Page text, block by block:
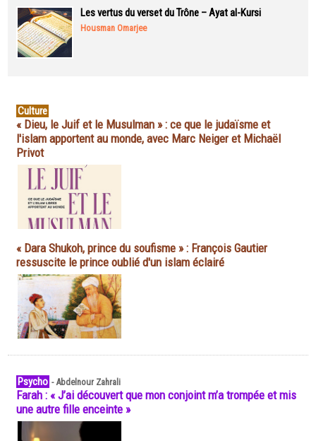
Les vertus du verset du Trône – Ayat al-Kursi
Housman Omarjee
Culture
« Dieu, le Juif et le Musulman » : ce que le judaïsme et
l'islam apportent au monde, avec Marc Neiger et Michaël
Privot
« Dara Shukoh, prince du soufisme » : François Gautier
ressuscite le prince oublié d'un islam éclairé
Psycho -Abdelnour Zahrali
Farah : « J’ai découvert que mon conjoint m’a trompée et mis
une autre fille enceinte »